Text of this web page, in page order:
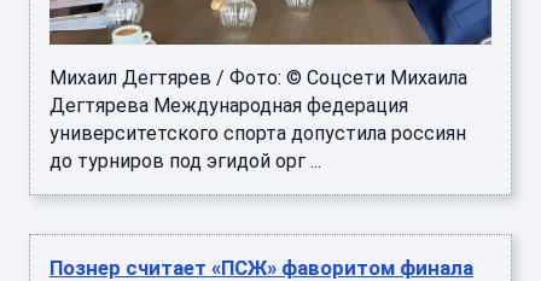
Михаил Дегтярев / Фото: © Соцсети Михаила
Дегтярева Международная федерация
университетского спорта допустила россиян
до турниров под эгидой орг ...
Познер считает «ПСЖ» фаворитом финала